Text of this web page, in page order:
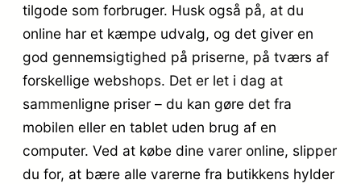
tilgode som forbruger. Husk også på, at du
online har et kæmpe udvalg, og det giver en
god gennemsigtighed på priserne, på tværs af
forskellige webshops. Det er let i dag at
sammenligne priser – du kan gøre det fra
mobilen eller en tablet uden brug af en
computer. Ved at købe dine varer online, slipper
du for, at bære alle varerne fra butikkens hylder